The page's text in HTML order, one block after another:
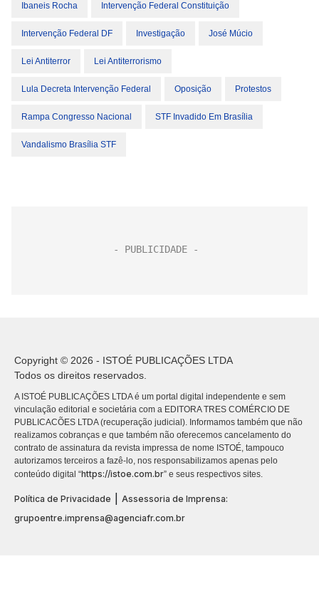
Ibaneis Rocha Intervenção Federal Constituição
Intervenção Federal DF Investigação José Múcio
Lei Antiterror Lei Antiterrorismo
Lula Decreta Intervenção Federal Oposição Protestos
Rampa Congresso Nacional STF Invadido Em Brasília
Vandalismo Brasília STF
Copyright © 2026 - ISTOÉ PUBLICAÇÕES LTDA
Todos os direitos reservados.
A ISTOÉ PUBLICAÇÕES LTDA é um portal digital independente e sem
vinculação editorial e societária com a EDITORA TRES COMÉRCIO DE
PUBLICACÕES LTDA (recuperação judicial). Informamos também que não
realizamos cobranças e que também não oferecemos cancelamento do
contrato de assinatura da revista impressa de nome ISTOÉ, tampouco
autorizamos terceiros a fazê-lo, nos responsabilizamos apenas pelo
conteúdo digital “https://istoe.com.br” e seus respectivos sites.
Política de Privacidade
Assessoria de Imprensa:
grupoentre.imprensa@agenciafr.com.br